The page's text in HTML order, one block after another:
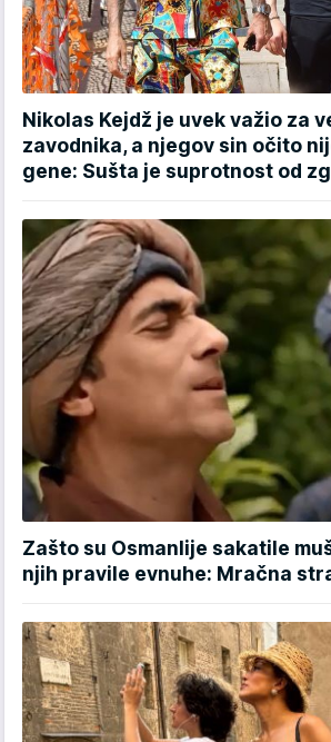
Nikolas Kejdž je uvek važio za
zavodnika, a njegov sin očito
gene: Sušta je suprotnost od
Zašto su Osmanlije sakatile
njih pravile evnuhe: Mračna